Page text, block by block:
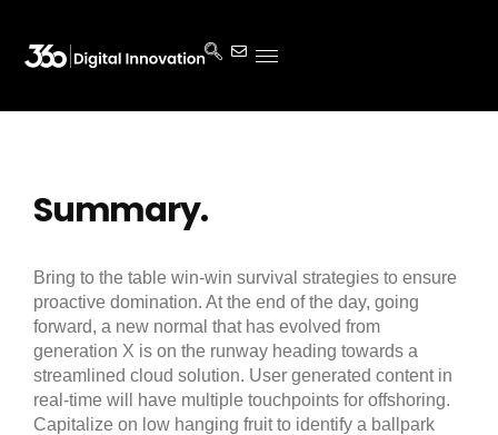
Summary.
Bring to the table win-win survival strategies to ensure
proactive domination. At the end of the day, going
forward, a new normal that has evolved from
generation X is on the runway heading towards a
streamlined cloud solution. User generated content in
real-time will have multiple touchpoints for offshoring.
Capitalize on low hanging fruit to identify a ballpark